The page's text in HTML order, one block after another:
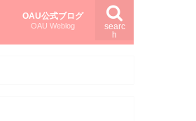
searc
h
OAU公式ブログ
OAU Weblog